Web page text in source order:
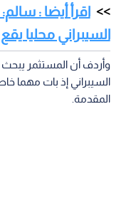
اقرأ أيضا :
السيبراني محليا
وأردف أن المستثمر يبحث
السيبراني إذ بات مهما
المقدمة.